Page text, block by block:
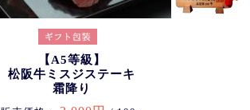
【A5等級】
松阪牛ミスジステーキ
霜降り